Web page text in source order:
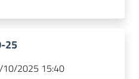
25
2025 15:40